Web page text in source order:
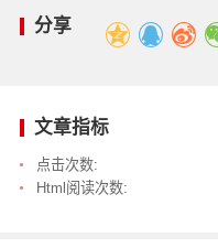
分享
文章指标
点击次数:
Html阅读次数: